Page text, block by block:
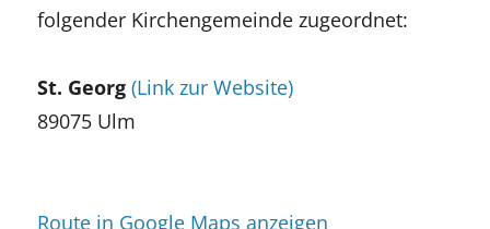
folgender Kirchengemeinde zugeordnet:
St. Georg (Link zur Website)
89075 Ulm
Route in Google Maps anzeigen